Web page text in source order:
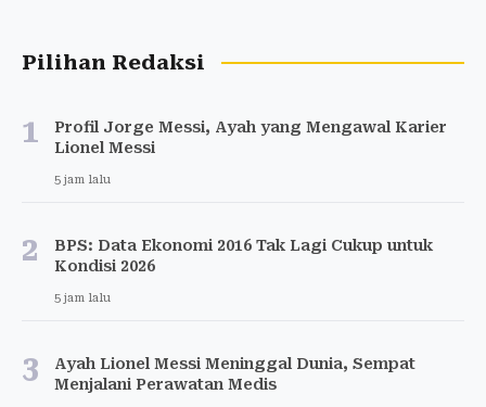
Pilihan Redaksi
1
Profil Jorge Messi, Ayah yang Mengawal Karier
Lionel Messi
5 jam lalu
2
BPS: Data Ekonomi 2016 Tak Lagi Cukup untuk
Kondisi 2026
5 jam lalu
3
Ayah Lionel Messi Meninggal Dunia, Sempat
Menjalani Perawatan Medis